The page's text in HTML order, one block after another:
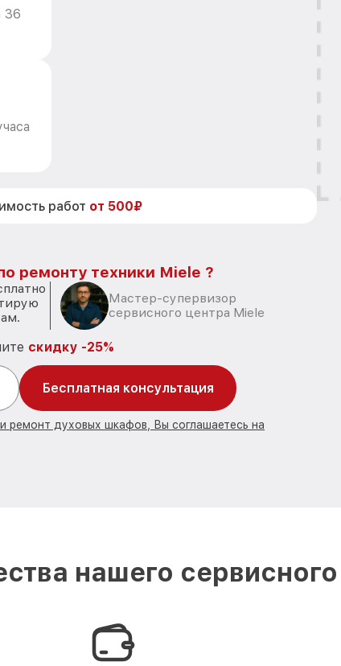
36
работ от 500₽
ремонту техники Miele ?
Мастер-супервизор
сервисного центра Miele
скидку -25%
Бесплатная консультация
ремонт духовых шкафов, Вы соглашаетесь на
нашего